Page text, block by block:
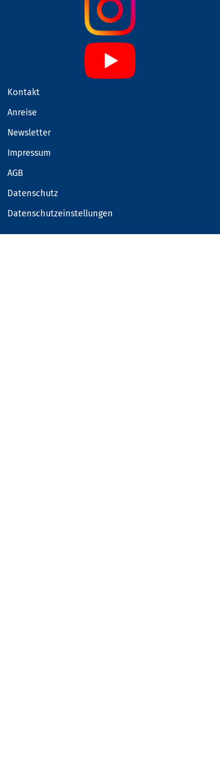
Kontakt
Anreise
Newsletter
Impressum
AGB
Datenschutz
Datenschutzeinstellungen